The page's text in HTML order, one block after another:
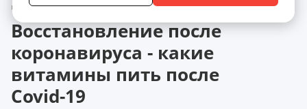
витамины пить после Covid-19
Восстановление после
коронавируса - какие
витамины пить после
Covid-19